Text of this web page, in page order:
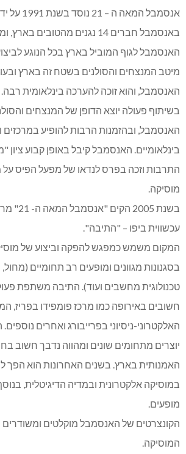
אנסמבל המאה
באנסמבל חברים 14 נגנים
האנסמבל לגוף המוביל בארץ בכל הנוגע
מיטב המנצחים והסולנים בשטח זה בארץ
האנסמבל, והוא זוכה להערכה בינלאומית
בשיתוף פעולה יוצא הדופן של המנצחים
האנסמבל, ובהזמנות הרבות להופיע במרכזים
בינלאומיים. האנסמבל קיבל באופן קבוע ציון
התרבות וזכה בפרס לנדאו של מפעל הפיס על
מוסיקה.
בשנת
עכשווית ביפו – "התיבה".
המקום משמש כמפגש להפקה וביצוע של
בסגנונות מגוונים ומופעים רב תחומיים (מחול,
טכנולוגית מחשבים ועוד). התיבה משתפת
חשובים באירופה כמו מרכז פומפידו בפריז,
האלקטרוני-ניסיוני בפרייבורג ואחרים
יוצרים מתחומים שונים ומהווה נדבך חשוב
האמנותית בארץ. בשנים האחרונות הוא הפך
במוסיקה אלקטרונית ובמדיה הדיגיטלית,
מופעים.
הקונצרטים של האנסמבל מוקלטים ומשודרים
המוסיקה.